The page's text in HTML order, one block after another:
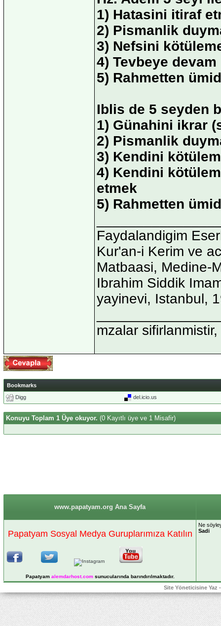
1) Hatasini itiraf
2) Pismanlik
3) Nefsini
4) Tevbeye devam
5) Rahmetten
Iblis de 5 seyden
1) Günahini ikrar
2) Pismanlik
3) Kendini
4) Kendini
etmek
5) Rahmetten
Faydalandigim
Kur'an-i Kerim ve
Matbaasi, Medine-
Ibrahim Siddik
yayinevi, Istanbul,
mzalar
Bookmarks
Digg
del.icio.us
Konuyu Toplam 1 Üye okuyor. (0 Kayıtlı üye ve 1 Misafir)
www.papatyam.org Ana Sayfa
Papatyam Sosyal Medya Guruplarımıza Katılın
Papatyam alemdarhost.comsunucularında barındırılmaktadır.
Ne
Sadi
Site Yöneticisine Yaz